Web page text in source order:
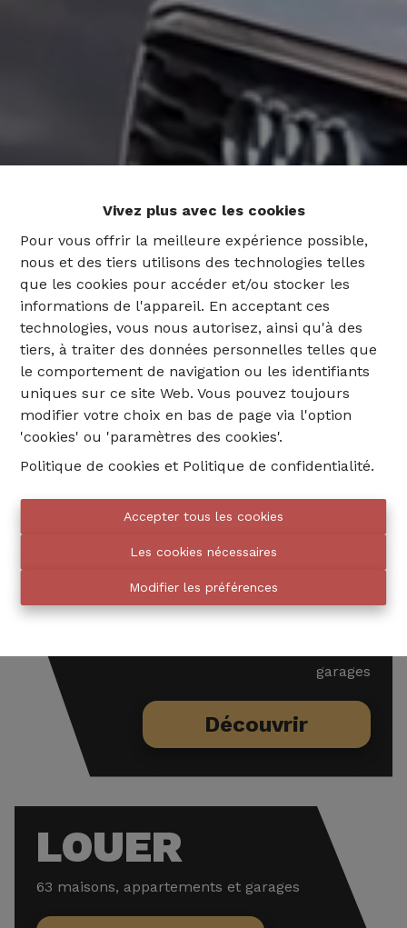
Vivez plus avec les cookies
Pour vous offrir la meilleure expérience possible,
nous et des tiers utilisons des technologies telles
que les cookies pour accéder et/ou stocker les
informations de l'appareil. En acceptant ces
technologies, vous nous autorisez, ainsi qu'à des
tiers, à traiter des données personnelles telles que
le comportement de navigation ou les identifiants
uniques sur ce site Web. Vous pouvez toujours
modifier votre choix en bas de page via l'option
'cookies' ou 'paramètres des cookies'.
Politique de cookies et Politique de confidentialité.
Accepter tous les cookies
Les cookies nécessaires
Modifier les préférences
ACHETER
garages
Découvrir
LOUER
63 maisons, appartements et garages